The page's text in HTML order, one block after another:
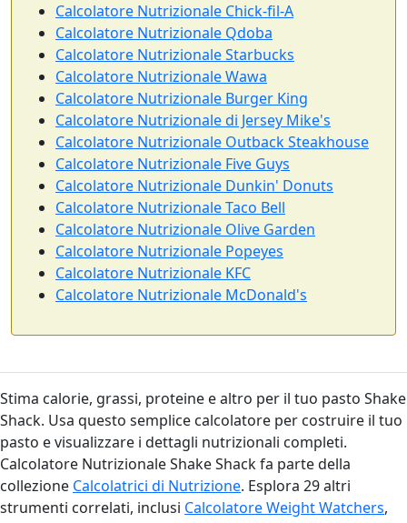
Calcolatore Nutrizionale Chick-fil-A
Calcolatore Nutrizionale Qdoba
Calcolatore Nutrizionale Starbucks
Calcolatore Nutrizionale Wawa
Calcolatore Nutrizionale Burger King
Calcolatore Nutrizionale di Jersey Mike's
Calcolatore Nutrizionale Outback Steakhouse
Calcolatore Nutrizionale Five Guys
Calcolatore Nutrizionale Dunkin' Donuts
Calcolatore Nutrizionale Taco Bell
Calcolatore Nutrizionale Olive Garden
Calcolatore Nutrizionale Popeyes
Calcolatore Nutrizionale KFC
Calcolatore Nutrizionale McDonald's
Stima calorie, grassi, proteine e altro per il tuo pasto Shake
Shack. Usa questo semplice calcolatore per costruire il tuo
pasto e visualizzare i dettagli nutrizionali completi.
Calcolatore Nutrizionale Shake Shack fa parte della
collezione Calcolatrici di Nutrizione. Esplora 29 altri
strumenti correlati, inclusi Calcolatore Weight Watchers,